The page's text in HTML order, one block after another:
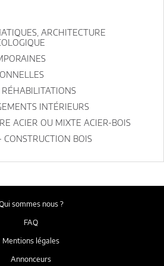
ARCHITECTURE
INTÉRIEURS
ACIER OU MIXTE ACIER-BOIS
CONSTRUCTION BOIS
sommes nous ?
FAQ
Mentions légales
Annonceurs